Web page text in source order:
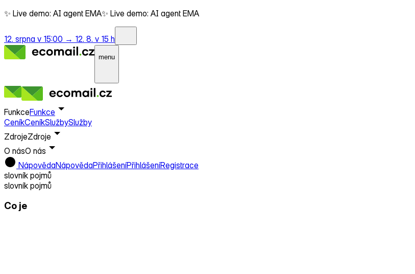
✨ Live demo: AI agent EMA✨ Live demo: AI agent EMA
12. srpna v 15:00 → 12. 8. v 15 h
menu
FunkceFunkce
CeníkCeníkSlužbySlužby
ZdrojeZdroje
O násO nás
NápovědaNápovědaPřihlášeníPřihlášeníRegistrace
slovník pojmů
slovník pojmů
Co je